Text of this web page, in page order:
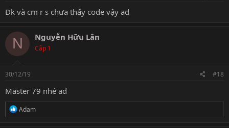
Đk và cm r s chưa thấy code vậy ad
N Nguyễn Hữu Lân
Cấp 1
30/12/19 #18
Master 79 nhé ad
R
Adam